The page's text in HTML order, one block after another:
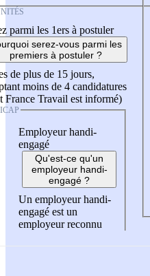
parmi les 1ers à postuler
serez-vous parmi les
premiers à postuler ?
de plus de 15 jours,
moins de 4 candidatures
France Travail est informé)
Employeur handi-
engagé
Qu'est-ce qu'un
employeur handi-
engagé ?
Un employeur handi-
engagé est un
employeur reconnu